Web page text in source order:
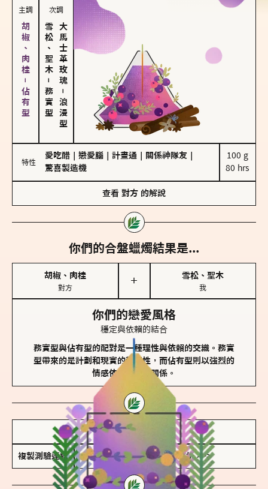
主調
胡椒、肉桂－佔有型
次調
雪松、聖木
－
務實型
大馬士革玫瑰
－
浪漫型
特性
愛吃醋 戀愛腦 計畫通 關係神隊友
驚喜製造機
100 g
80 hrs
查看 對方 的解說
你們的合盤蠟燭結果是...
胡椒、肉桂
對方
＋
雪松、聖木
我
你們的戀愛風格
穩定與依賴的結合
務實型與佔有型的配對是一種理性與依賴的交織。務實
型帶來的是計劃和現實的穩定性，而佔有型則以強烈的
情感依賴來維護關係。
儲存我的結果圖
複製測驗連結 查看香氛類型全解析 >>>